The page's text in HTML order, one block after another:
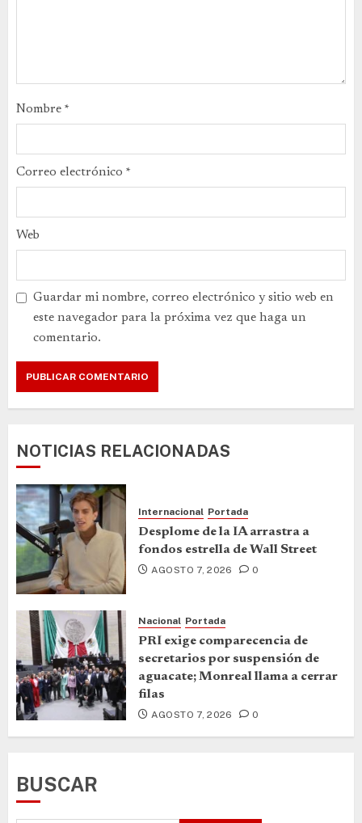
Nombre *
Correo electrónico *
Web
Guardar mi nombre, correo electrónico y sitio web en
este navegador para la próxima vez que haga un
comentario.
NOTICIAS RELACIONADAS
Internacional Portada
Desplome de la IA arrastra a
fondos estrella de Wall Street
AGOSTO 7, 2026 0
Nacional Portada
PRI exige comparecencia de
secretarios por suspensión de
aguacate; Monreal llama a cerrar
filas
AGOSTO 7, 2026 0
BUSCAR